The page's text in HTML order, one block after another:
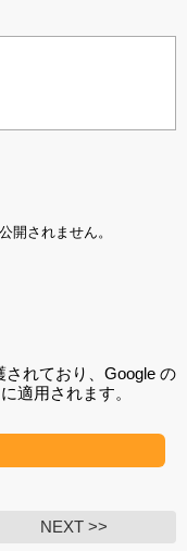
開されません。
れており、Google の
に適用されます。
NEXT >>